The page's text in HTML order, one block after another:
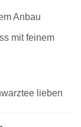
Anbau
mit feinem
lieben